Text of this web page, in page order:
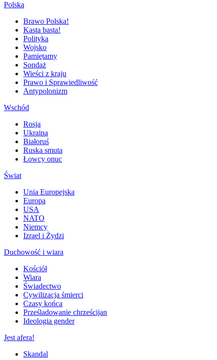
Polska
Brawo Polska!
Kasta basta!
Polityka
Wojsko
Pamiętamy
Sondaż
Wieści z kraju
Prawo i Sprawiedliwość
Antypolonizm
Wschód
Rosja
Ukraina
Białoruś
Ruska smuta
Łowcy onuc
Świat
Unia Europejska
Europa
USA
NATO
Niemcy
Izrael i Żydzi
Duchowość i wiara
Kościół
Wiara
Świadectwo
Cywilizacja śmierci
Czasy końca
Prześladowanie chrześcijan
Ideologia gender
Jest afera!
Skandal